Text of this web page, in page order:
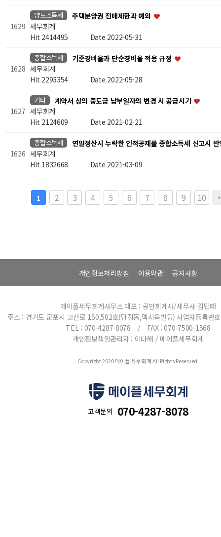
1629
양도소득세
주택분양권 전매제한과 예외
세무회계
Hit 2414495 Date 2022-05-31
1628
종합소득세
기준경비율과 단순경비율 적용 규정
세무회계
Hit 2293354 Date 2022-05-28
1627
기타
계약서 상의 중도금 납부일자의 변경 시 공급시기
세무회계
Hit 2124609 Date 2021-02-21
1626
종합소득세
연말정산시 누락한 인적공제를 종합소득세 신고시
세무회계
Hit 1832668 Date 2021-03-09
1 2 3 4 5 6 7 8 9 10
개인정보처리방침 이용약관 공지사항
메이플세무회계사무소 대표 : 공인회계사/세무사 김민태
주소 : 경기도 군포시 고산로 150,502호(당정동,맥시움빌딩) 사업자등록번
TEL : 070-4287-8078 / FAX : 070-7500-1568
개인정보책임관리자 : 이다해 / 메이플세무회계
Copyright 2020 메이플 세무.회계 All Rights Reserved.
고객문의 070-4287-8078